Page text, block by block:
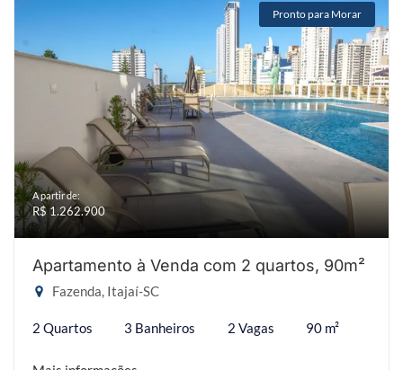
Pronto para Morar
A partir de:
R$ 1.262.900
Apartamento à Venda com 2 quartos, 90m²
Fazenda, Itajaí-SC
2 Quartos 3 Banheiros 2 Vagas 90 m²